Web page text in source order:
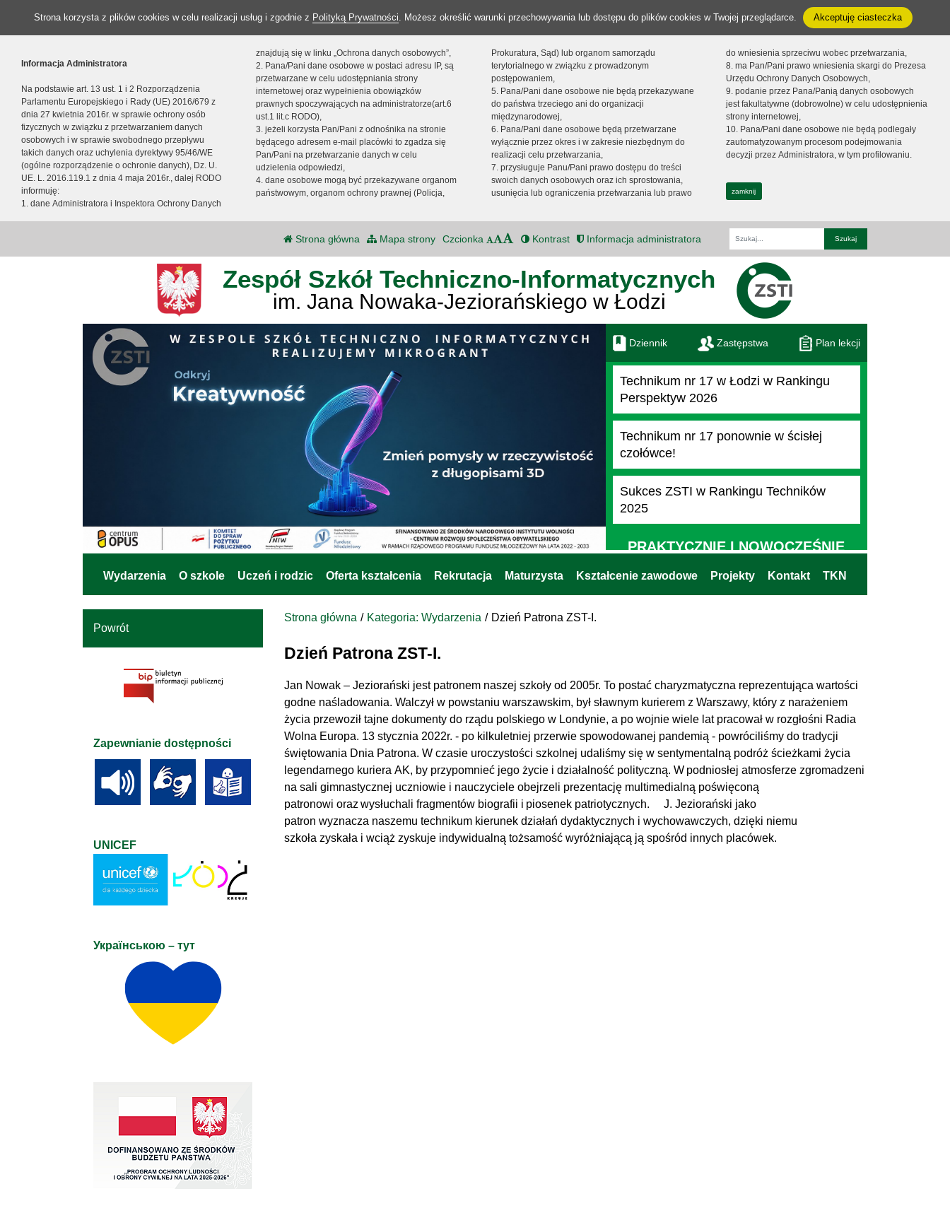
Strona korzysta z plików cookies w celu realizacji usług i zgodnie z Polityką Prywatności. Możesz określić warunki przechowywania lub dostępu do plików cookies w Twojej przeglądarce. Akceptuję ciasteczka
Informacja Administratora
Na podstawie art. 13 ust. 1 i 2 Rozporządzenia
Parlamentu Europejskiego i Rady (UE) 2016/679 z
dnia 27 kwietnia 2016r. w sprawie ochrony osób
fizycznych w związku z przetwarzaniem danych
osobowych i w sprawie swobodnego przepływu
takich danych oraz uchylenia dyrektywy 95/46/WE
(ogólne rozporządzenie o ochronie danych), Dz. U.
UE. L. 2016.119.1 z dnia 4 maja 2016r., dalej RODO
informuję:
1. dane Administratora i Inspektora Ochrony Danych
znajdują się w linku „Ochrona danych osobowych”,
2. Pana/Pani dane osobowe w postaci adresu IP, są
przetwarzane w celu udostępniania strony
internetowej oraz wypełnienia obowiązków
prawnych spoczywających na administratorze(art.6
ust.1 lit.c RODO),
3. jeżeli korzysta Pan/Pani z odnośnika na stronie
będącego adresem e-mail placówki to zgadza się
Pan/Pani na przetwarzanie danych w celu
udzielenia odpowiedzi,
4. dane osobowe mogą być przekazywane organom
państwowym, organom ochrony prawnej (Policja,
Prokuratura, Sąd) lub organom samorządu
terytorialnego w związku z prowadzonym
postępowaniem,
5. Pana/Pani dane osobowe nie będą przekazywane
do państwa trzeciego ani do organizacji
międzynarodowej,
6. Pana/Pani dane osobowe będą przetwarzane
wyłącznie przez okres i w zakresie niezbędnym do
realizacji celu przetwarzania,
7. przysługuje Panu/Pani prawo dostępu do treści
swoich danych osobowych oraz ich sprostowania,
usunięcia lub ograniczenia przetwarzania lub prawo
do wniesienia sprzeciwu wobec przetwarzania,
8. ma Pan/Pani prawo wniesienia skargi do Prezesa
Urzędu Ochrony Danych Osobowych,
9. podanie przez Pana/Panią danych osobowych
jest fakultatywne (dobrowolne) w celu udostępnienia
strony internetowej,
10. Pana/Pani dane osobowe nie będą podlegały
zautomatyzowanym procesom podejmowania
decyzji przez Administratora, w tym profilowaniu.
zamknij
Strona główna Mapa strony Czcionka Kontrast Informacja administratora
Fraza
Zespół Szkół Techniczno-Informatycznych
im. Jana Nowaka-Jeziorańskiego w Łodzi
Dziennik Zastępstwa Plan lekcji
Technikum nr 17 w Łodzi w Rankingu
Perspektyw 2026
Technikum nr 17 ponownie w ścisłej
czołówce!
Sukces ZSTI w Rankingu Techników
2025
PRAKTYCZNIE I NOWOCZEŚNIE
Wydarzenia O szkole Uczeń i rodzic Oferta kształcenia Rekrutacja Maturzysta Kształcenie zawodowe Projekty Kontakt TKN
Strona główna Kategoria: Wydarzenia Dzień Patrona ZST-I.
Dzień Patrona ZST-I.
Jan Nowak – Jeziorański jest patronem naszej szkoły od 2005r. To postać charyzmatyczna reprezentująca wartości
godne naśladowania. Walczył w powstaniu warszawskim, był sławnym kurierem z Warszawy, który z narażeniem
życia przewoził tajne dokumenty do rządu polskiego w Londynie, a po wojnie wiele lat pracował w rozgłośni Radia
Wolna Europa. 13 stycznia 2022r. - po kilkuletniej przerwie spowodowanej pandemią - powróciliśmy do tradycji
świętowania Dnia Patrona. W czasie uroczystości szkolnej udaliśmy się w sentymentalną podróż ścieżkami życia
legendarnego kuriera AK, by przypomnieć jego życie i działalność polityczną. W podniosłej atmosferze zgromadzeni
na sali gimnastycznej uczniowie i nauczyciele obejrzeli prezentację multimedialną poświęconą
patronowi oraz wysłucha li fragmentów biografii i piosenek patriotycznych. J. Jeziorański jako
patron wyznacza naszemu technikum kierunek działań dydaktycznych i wychowawczych, dzięki niemu
szkoła zyskała i wciąż zyskuje indywidualną tożsamość wyróżniającą ją spośród innych placówek.
Powrót
Zapewnianie dostępności
UNICEF
Українською – тут